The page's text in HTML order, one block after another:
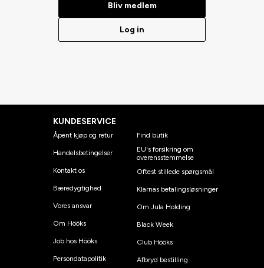
Bliv medlem
Log in
KUNDESERVICE
Åpent kjøp og retur
Handelsbetingelser
Kontakt os
Bæredygtighed
Vores ansvar
Om Hööks
Job hos Hööks
Persondatapolitik
Find butik
EU's forsikring om
overensstemmelse
Oftest stillede spørgsmål
Klarnas betalingsløsninger
Om Jula Holding
Black Week
Club Hööks
Afbryd bestilling